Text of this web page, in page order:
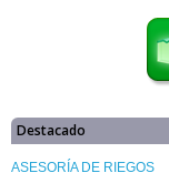
Destacado
ASESORÍA DE RIEGOS